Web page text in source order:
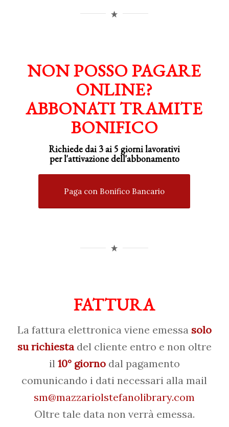
NON POSSO PAGARE
ONLINE?
ABBONATI TRAMITE
BONIFICO
Richiede dai 3 ai 5 giorni lavorativi
perl'attivazionedell'abbonamento
Paga con Bonifico Bancario
FATTURA
La fattura elettronica viene emessasolo
su richiestadel cliente entro e non oltre
il 10° giornodal pagamento
comunicando i dati necessari alla mail
sm@mazzariolstefanolibrary.com
Oltre tale data non verrà emessa.